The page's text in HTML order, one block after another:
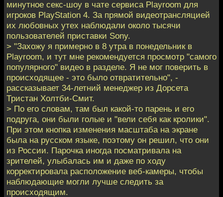
минутное секс-шоу в чате сервиса Playroom для
игроков PlayStation 4. За прямой видеотрансляцией
их любовных утех наблюдали около тысячи
пользователей приставки Sony.
> "Захожу я примерно в 8 утра в понедельник в
Playroom, и тут мне рекомендуется просмотр "самого
популярного" видео в разделе. Я не мог поверить в
происходящее - это было отвратительно", -
рассказывает 34-летний менеджер из Дорсета
Тристан Холтби-Смит.
> По его словам, там был какой-то парень и его
подруга, они были голые и "вели себя как кролики".
При этом кнопка изменения масштаба на экране
была на русском языке, поэтому он решил, что они
из России. Парочка иногда посматривала на
зрителей, улыбалась им и даже по ходу
корректировала расположение веб-камеры, чтобы
наблюдающие могли лучше следить за
происходящим.